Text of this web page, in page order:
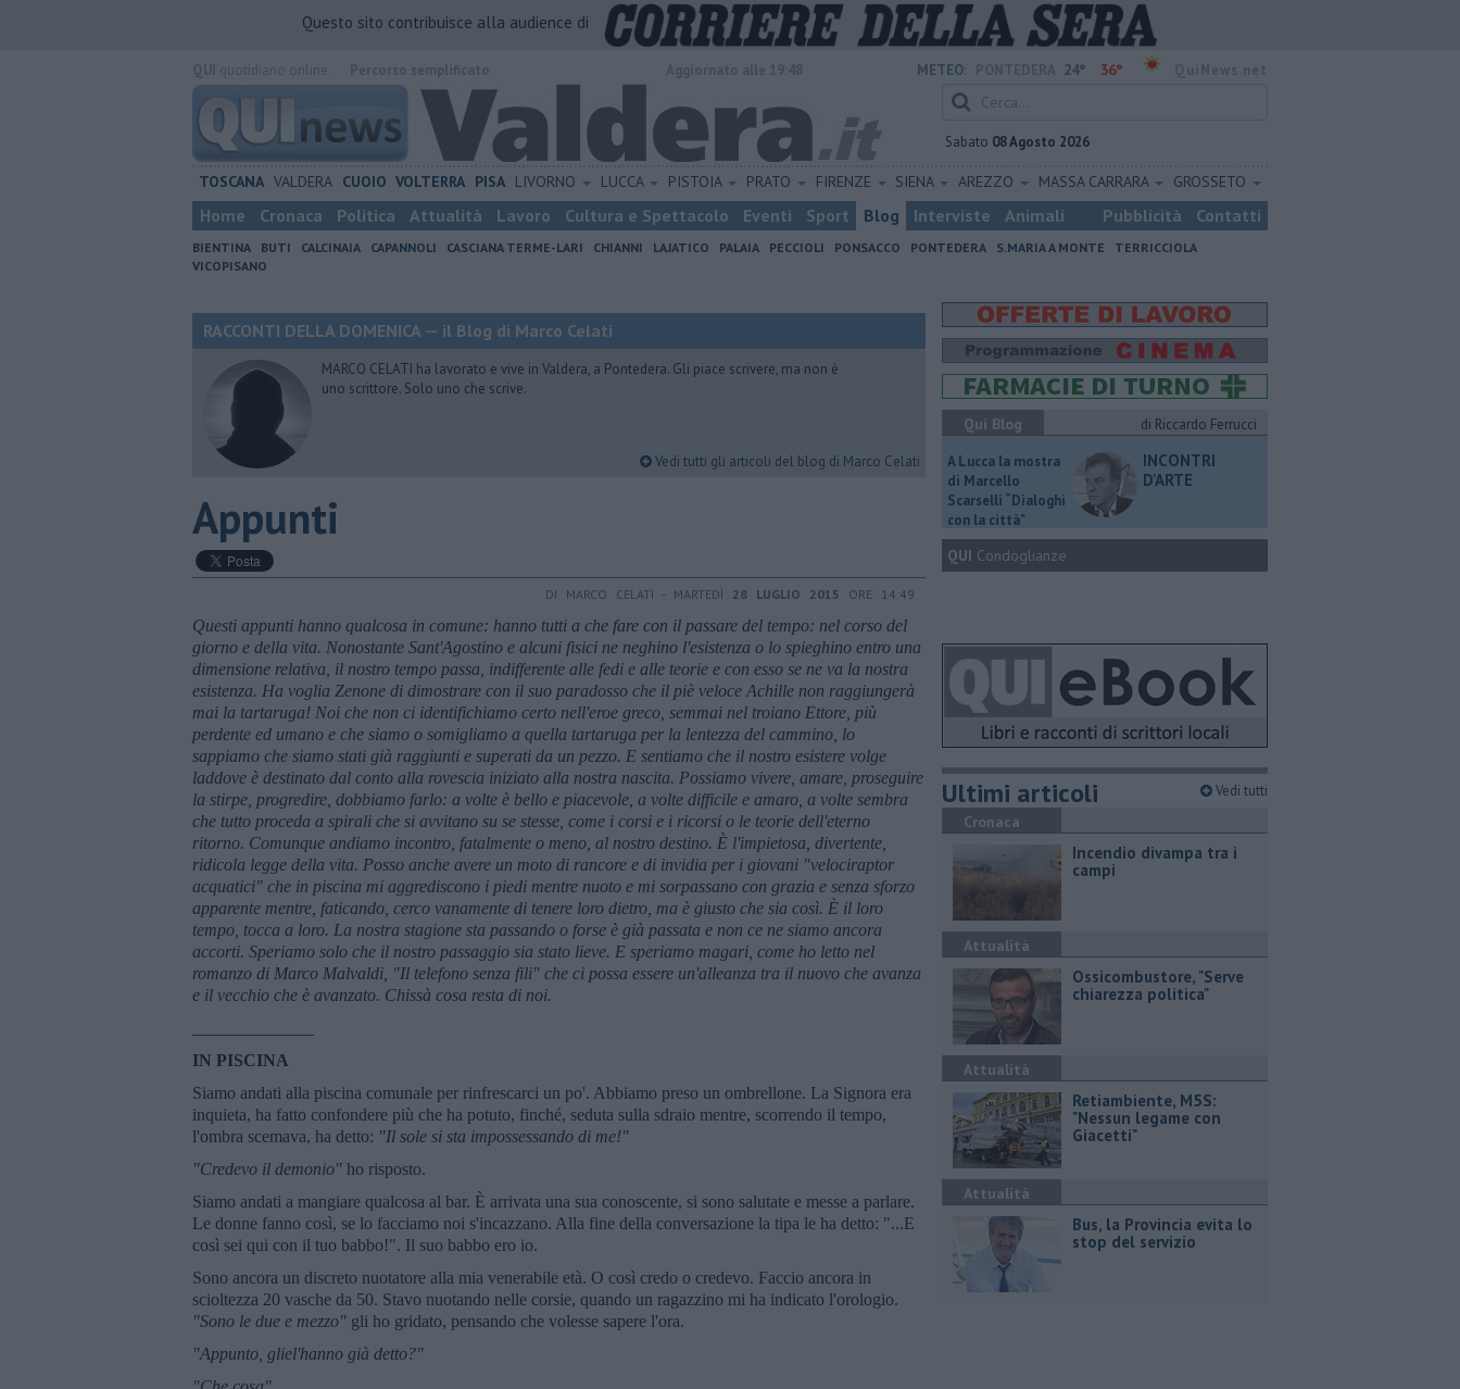
Questo sito contribuisce alla audience di
METEO: 24° 36°
Sabato 08 Agosto 2026
TOSCANA VALDERA CUOIO VOLTERRA PISA LIVORNO LUCCA PISTOIA PRATO FIRENZE SIENA AREZZO MASSA CARRARA GROSSETO
Home Cronaca Politica Attualità Lavoro Cultura e Spettacolo Eventi Sport Blog Interviste Animali Pubblicità Contatti
BIENTINA BUTI CALCINAIA CAPANNOLI CASCIANA TERME-LARI CHIANNI LAJATICO PALAIA PECCIOLI PONSACCO PONTEDERA S.MARIA A MONTE
TERRICCIOLA
VICOPISANO
RACCONTI DELLA DOMENICA — il Blog di Marco Celati
MARCO CELATI ha lavorato e vive in Valdera, a Pontedera. Gli piace scrivere, ma non è
uno scrittore. Solo uno che scrive.
Vedi tutti gli articoli del blog di Marco Celati
Appunti
DI MARCO CELATI - MARTEDÌ 28 LUGLIO 2015 ORE 14:49
Questi appunti hanno qualcosa in comune: hanno tutti a che fare con il passare del tempo: nel corso del
giorno e della vita. Nonostante Sant'Agostino e alcuni fisici ne neghino l'esistenza o lo spieghino entro una
dimensione relativa, il nostro tempo passa, indifferente alle fedi e alle teorie e con esso se ne va la nostra
esistenza. Ha voglia Zenone di dimostrare con il suo paradosso che il piè veloce Achille non raggiungerà
mai la tartaruga! Noi che non ci identifichiamo certo nell'eroe greco, semmai nel troiano Ettore, più
perdente ed umano e che siamo o somigliamo a quella tartaruga per la lentezza del cammino, lo
sappiamo che siamo stati già raggiunti e superati da un pezzo. E sentiamo che il nostro esistere volge
laddove è destinato dal conto alla rovescia iniziato alla nostra nascita. Possiamo vivere, amare, proseguire
la stirpe, progredire, dobbiamo farlo: a volte è bello e piacevole, a volte difficile e amaro, a volte sembra
che tutto proceda a spirali che si avvitano su se stesse, come i corsi e i ricorsi o le teorie dell'eterno
ritorno. Comunque andiamo incontro, fatalmente o meno, al nostro destino. È l'impietosa, divertente,
ridicola legge della vita. Posso anche avere un moto di rancore e di invidia per i giovani "velociraptor
acquatici" che in piscina mi aggrediscono i piedi mentre nuoto e mi sorpassano con grazia e senza sforzo
apparente mentre, faticando, cerco vanamente di tenere loro dietro, ma è giusto che sia così. È il loro
tempo, tocca a loro. La nostra stagione sta passando o forse è già passata e non ce ne siamo ancora
accorti. Speriamo solo che il nostro passaggio sia stato lieve. E speriamo magari, come ho letto nel
romanzo di Marco Malvaldi, "Il telefono senza fili" che ci possa essere un'alleanza tra il nuovo che avanza
e il vecchio che è avanzato. Chissà cosa resta di noi.
IN PISCINA
Siamo andati alla piscina comunale per rinfrescarci un po'. Abbiamo preso un ombrellone. La Signora era
inquieta, ha fatto confondere più che ha potuto, finché, seduta sulla sdraio mentre, scorrendo il tempo,
l'ombra scemava, ha detto: "Il sole si sta impossessando di me!"
"Credevo il demonio" ho risposto.
Siamo andati a mangiare qualcosa al bar. È arrivata una sua conoscente, si sono salutate e messe a parlare.
Le donne fanno così, se lo facciamo noi s'incazzano. Alla fine della conversazione la tipa le ha detto: "...E
così sei qui con il tuo babbo!". Il suo babbo ero io.
Sono ancora un discreto nuotatore alla mia venerabile età. O così credo o credevo. Faccio ancora in
scioltezza 20 vasche da 50. Stavo nuotando nelle corsie, quando un ragazzino mi ha indicato l'orologio.
"Sono le due e mezzo" gli ho gridato, pensando che volesse sapere l'ora.
"Appunto, gliel'hanno già detto?"
Qui Blog
di Riccardo Ferrucci
A Lucca la mostra
di Marcello
Scarselli “Dialoghi
con la città"
INCONTRI
D'ARTE
QUI Condoglianze
Ultimi articoli Vedi tutti
Cronaca
Incendio divampa tra i
campi
Attualità
Ossicombustore, "Serve
chiarezza politica"
Attualità
Retiambiente, M5S:
"Nessun legame con
Giacetti"
Attualità
Bus, la Provincia evita lo
stop del servizio